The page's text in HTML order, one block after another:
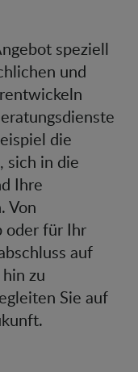
speziell
und
die
sich in die
Ihre
Von
oder für Ihr
auf
zu
Sie auf